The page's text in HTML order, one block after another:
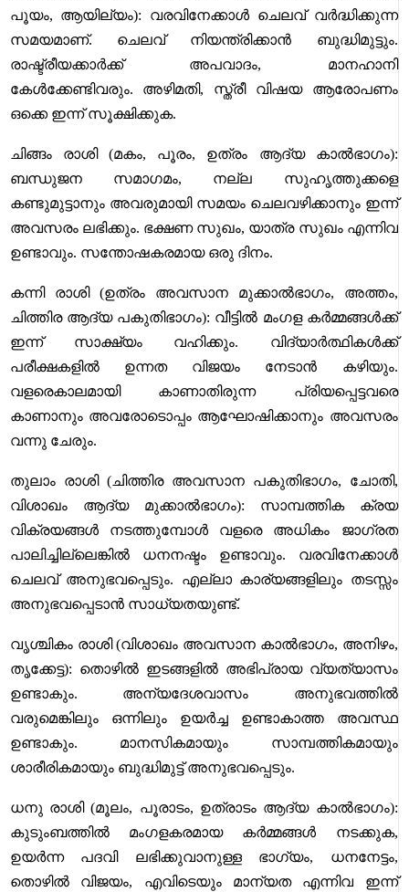
പൂയം, ആയില്യം): വരവിനേക്കാൾ ചെലവ് വർദ്ധിക്കുന്ന
സമയമാണ്. ചെലവ് നിയന്ത്രിക്കാൻ ബുദ്ധിമുട്ടും.
രാഷ്ട്രീയക്കാർക്ക് അപവാദം, മാനഹാനി
കേൾക്കേണ്ടിവരും. അഴിമതി, സ്ത്രീ വിഷയ ആരോപണം
ഒക്കെ ഇന്ന് സൂക്ഷിക്കുക.
ചിങ്ങം രാശി (മകം, പൂരം, ഉത്രം ആദ്യ കാൽഭാഗം):
ബന്ധുജന സമാഗമം, നല്ല സുഹൃത്തുക്കളെ
കണ്ടുമുട്ടാനും അവരുമായി സമയം ചെലവഴിക്കാനും ഇന്ന്
അവസരം ലഭിക്കും. ഭക്ഷണ സുഖം, യാത്ര സുഖം എന്നിവ
ഉണ്ടാവും. സന്തോഷകരമായ ഒരു ദിനം.
കന്നി രാശി (ഉത്രം അവസാന മുക്കാൽഭാഗം, അത്തം,
ചിത്തിര ആദ്യ പകുതിഭാഗം): വീട്ടിൽ മംഗള കർമ്മങ്ങൾക്ക്
ഇന്ന് സാക്ഷ്യം വഹിക്കും. വിദ്യാർത്ഥികൾക്ക്
പരീക്ഷകളിൽ ഉന്നത വിജയം നേടാൻ കഴിയും.
വളരെകാലമായി കാണാതിരുന്ന പ്രിയപ്പെട്ടവരെ
കാണാനും അവരോടൊപ്പം ആഘോഷിക്കാനും അവസരം
വന്നു ചേരും.
തുലാം രാശി (ചിത്തിര അവസാന പകുതിഭാഗം, ചോതി,
വിശാഖം ആദ്യ മുക്കാൽഭാഗം): സാമ്പത്തിക ക്രയ
വിക്രയങ്ങൾ നടത്തുമ്പോൾ വളരെ അധികം ജാഗ്രത
പാലിച്ചില്ലെങ്കിൽ ധനനഷ്ടം ഉണ്ടാവും. വരവിനേക്കാൾ
ചെലവ് അനുഭവപ്പെടും. എല്ലാ കാര്യങ്ങളിലും തടസ്സം
അനുഭവപ്പെടാൻ സാധ്യതയുണ്ട്.
വൃശ്ചികം രാശി (വിശാഖം അവസാന കാൽഭാഗം, അനിഴം,
തൃക്കേട്ട): തൊഴിൽ ഇടങ്ങളിൽ അഭിപ്രായ വ്യത്യാസം
ഉണ്ടാകും. അന്യദേശവാസം അനുഭവത്തിൽ
വരുമെങ്കിലും ഒന്നിലും ഉയർച്ച ഉണ്ടാകാത്ത അവസ്ഥ
ഉണ്ടാകും. മാനസികമായും സാമ്പത്തികമായും
ശാരീരികമായും ബുദ്ധിമുട്ട് അനുഭവപ്പെടും.
ധനു രാശി (മൂലം, പൂരാടം, ഉത്രാടം ആദ്യ കാൽഭാഗം):
കുടുംബത്തിൽ മംഗളകരമായ കർമ്മങ്ങൾ നടക്കുക,
ഉയർന്ന പദവി ലഭിക്കുവാനുള്ള ഭാഗ്യം, ധനനേട്ടം,
തൊഴിൽ വിജയം, എവിടെയും മാന്യത എന്നിവ ഇന്ന്